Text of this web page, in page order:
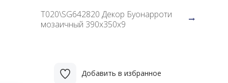
T020\SG642820 Декор Буонарроти
мозаичный 390х350х9
Добавить в избранное